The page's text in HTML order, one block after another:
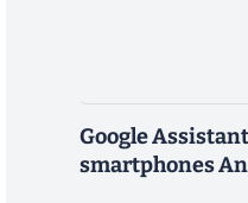
Google
smartphones